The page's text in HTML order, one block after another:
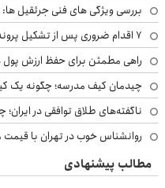
بررسی ویژگی های فنی جرثقیل ها:
۷ اقدام ضروری پس از تشکیل پرونده مواد مخدر؛ راهنمای خانواده‌ها
راهی مطمئن برای حفظ ارزش پول
چیدمان کیف مدرسه؛ چگونه یک
ناگفته‌های طلاق توافقی در
روانشناس خوب در تهران با
مطالب پیشنهادی